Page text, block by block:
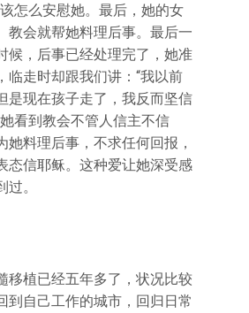
怎么安慰她。最后，她的女
教会就帮她料理后事。最后一
候，后事已经处理完了，她准
临走时却跟我们讲：“我以前
是现在孩子走了，我反而坚信
看到教会不管人信主不信
她料理后事，不求任何回报，
态信耶稣。这种爱让她深受感
。
移植已经五年多了，状况比较
到自己工作的城市，回归日常